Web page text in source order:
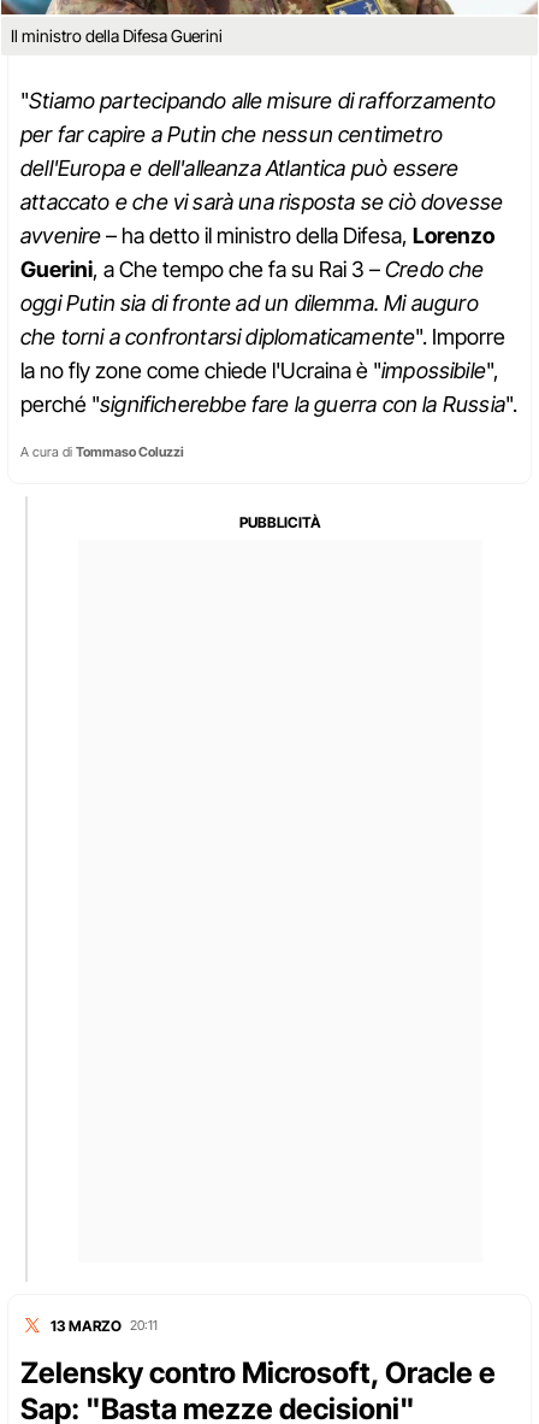
Il ministro della Difesa Guerini
"Stiamo partecipando alle misure di rafforzamento
per far capire a Putin che nessun centimetro
dell'Europa e dell'alleanza Atlantica può essere
attaccato e che vi sarà una risposta se ciò dovesse
avvenire– ha detto il ministro della Difesa,Lorenzo
Guerini, a Che tempo che fa su Rai 3 –Credo che
oggi Putin sia di fronte ad un dilemma. Mi auguro
che torni a confrontarsi diplomaticamente". Imporre
la no fly zone come chiede l'Ucraina è "impossibile",
perché "significherebbe fare la guerra con la Russia".
A cura di Tommaso Coluzzi
13 MARZO 20:11
Zelensky contro Microsoft, Oracle e
Sap: "Basta mezze decisioni"